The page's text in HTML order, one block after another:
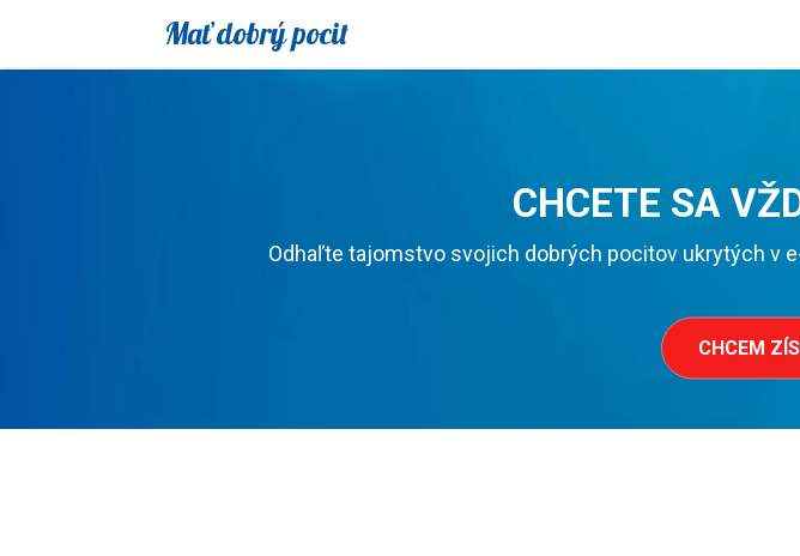
CHCETE SA
Odhaľte tajomstvo svojich dobrých pocitov ukrytých v
CHCEM
Mať dobrý pocit